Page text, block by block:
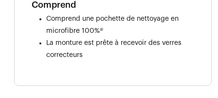
Comprend
Comprend une pochette de nettoyage en
microfibre 100%®
La monture est prête à recevoir des verres
correcteurs